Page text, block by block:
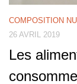
COMPOSITION
26 AVRIL 2019
Les